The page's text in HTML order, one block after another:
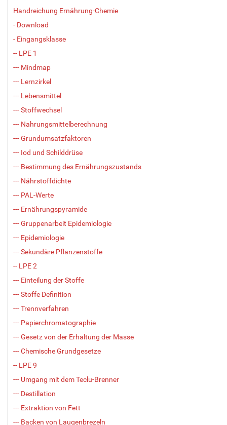
Handreichung Ernährung-Chemie
- Download
- Eingangsklasse
-- LPE 1
--- Mindmap
--- Lernzirkel
--- Lebensmittel
--- Stoffwechsel
--- Nahrungsmittelberechnung
--- Grundumsatzfaktoren
--- Iod und Schilddrüse
--- Bestimmung des Ernährungszustands
--- Nährstoffdichte
--- PAL-Werte
--- Ernährungspyramide
--- Gruppenarbeit Epidemiologie
--- Epidemiologie
--- Sekundäre Pflanzenstoffe
-- LPE 2
--- Einteilung der Stoffe
--- Stoffe Definition
--- Trennverfahren
--- Papierchromatographie
--- Gesetz von der Erhaltung der Masse
--- Chemische Grundgesetze
-- LPE 9
--- Umgang mit dem Teclu-Brenner
--- Destillation
--- Extraktion von Fett
--- Backen von Laugenbrezeln